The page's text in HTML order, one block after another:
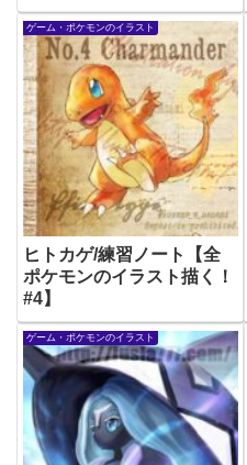
ゲーム・ポケモンのイラスト
ヒトカゲ/練習ノート【全
ポケモンのイラスト描く！
#4】
ゲーム・ポケモンのイラスト